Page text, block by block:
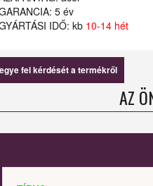
5 év
IDŐ: kb 10-14 hét
fel kérdését a termékről
AZ